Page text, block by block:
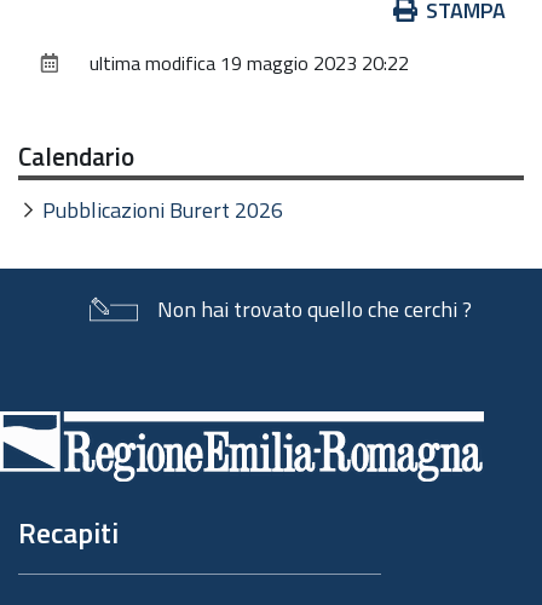
documento
STAMPA
ultima modifica 19 maggio 2023 20:22
Calendario
Pubblicazioni Burert 2026
Non hai trovato quello che cerchi ?
di
pagina
Recapiti